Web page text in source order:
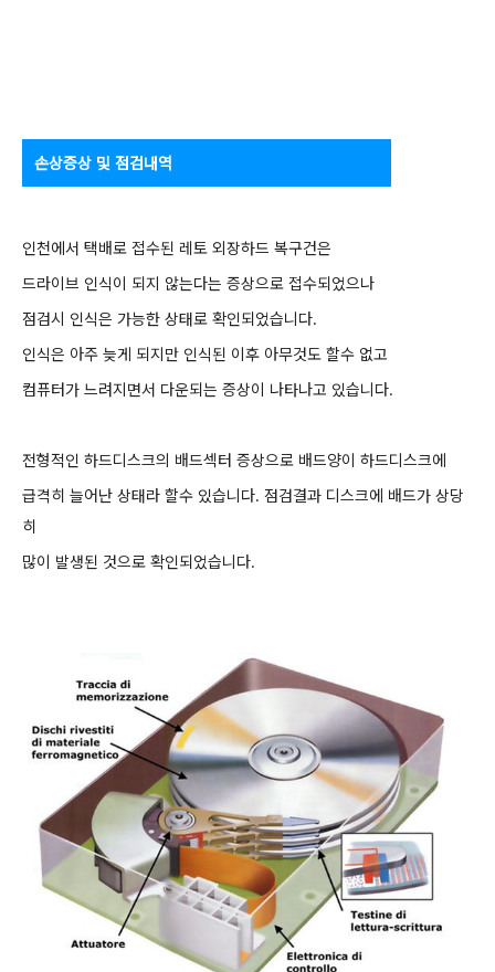
손상증상 및 점검내역
인천에서 택배로 접수된 레토 외장하드 복구건은
드라이브 인식이 되지 않는다는 증상으로 접수되었으나
점검시 인식은 가능한 상태로 확인되었습니다.
인식은 아주 늦게 되지만 인식된 이후 아무것도 할수 없고
컴퓨터가 느려지면서 다운되는 증상이 나타나고 있습니다.
전형적인 하드디스크의 배드섹터 증상으로 배드양이 하드디스크에
급격히 늘어난 상태라 할수 있습니다. 점검결과 디스크에 배드가 상당
히
많이 발생된 것으로 확인되었습니다.